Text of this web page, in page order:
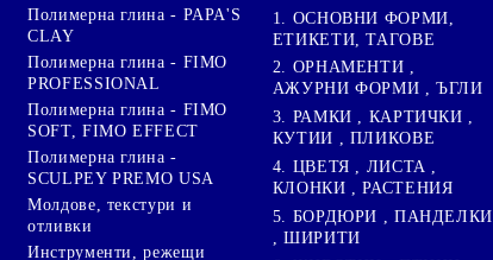
Полимерна глина - PAPA'S
CLAY
Полимерна глина - FIMO
PROFESSIONAL
Полимерна глина - FIMO
SOFT, FIMO EFFECT
Полимерна глина -
SCULPEY PREMO USA
Молдове, текстури и
отливки
Инструменти, режещи
1. ОСНОВНИ ФОРМИ,
ЕТИКЕТИ, ТАГОВЕ
2. ОРНАМЕНТИ ,
АЖУРНИ ФОРМИ , ЪГЛИ
3. РАМКИ , КАРТИЧКИ ,
КУТИИ , ПЛИКОВЕ
4. ЦВЕТЯ , ЛИСТА ,
КЛОНКИ , РАСТЕНИЯ
5. БОРДЮРИ , ПАНДЕЛКИ
, ШИРИТИ